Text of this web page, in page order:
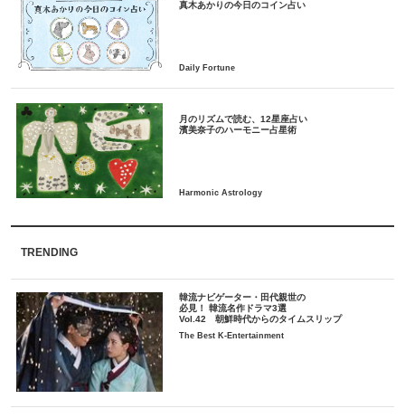
月のリズムで読む、12星座占い
TRENDING
韓流ナビゲーター・田代親世の
必見！ 韓流名作ドラマ3選
Vol.42 朝鮮時代からのタイムスリップ
The Best K-Entertainment